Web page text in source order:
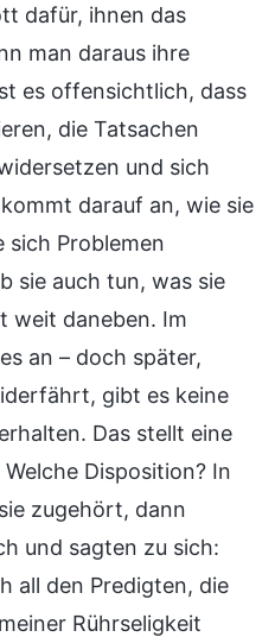
dafür, ihnen das
man daraus ihre
es offensichtlich, dass
die Tatsachen
und sich
darauf an, wie sie
sich Problemen
sie auch tun, was sie
weit daneben. Im
an – doch später,
gibt es keine
Das stellt eine
Disposition? In
zugehört, dann
und sagten zu sich:
all den Predigten, die
Rührseligkeit